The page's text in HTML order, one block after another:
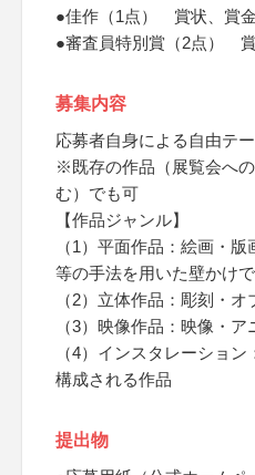
●佳作（1点） 賞状、賞
●審査員特別賞（2点）
募集内容
応募者自身による自由テ
※既存の作品（展覧会へ
む）でも可
【作品ジャンル】
（1）平面作品：絵画・
等の手法を用いた壁かけ
（2）立体作品：彫刻・オ
（3）映像作品：映像・
（4）インスタレーショ
構成される作品
提出物